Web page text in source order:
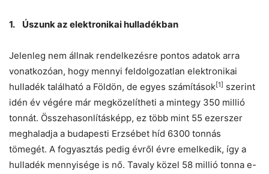
1. Úszunk az elektronikai hulladékban
Jelenleg nem állnak rendelkezésre pontos adatok arra
vonatkozóan, hogy mennyi feldolgozatlan elektronikai
hulladék található a Földön, de egyes számítások[1] szerint
idén év végére már megközelítheti a mintegy 350 millió
tonnát. Összehasonlításképp, ez több mint 55 ezerszer
meghaladja a budapesti Erzsébet híd 6300 tonnás
tömegét. A fogyasztás pedig évről évre emelkedik, így a
hulladék mennyisége is nő. Tavaly közel 58 millió tonna e-
Chat Mr wAIste Close
Helló! Miben segíthetek ma?